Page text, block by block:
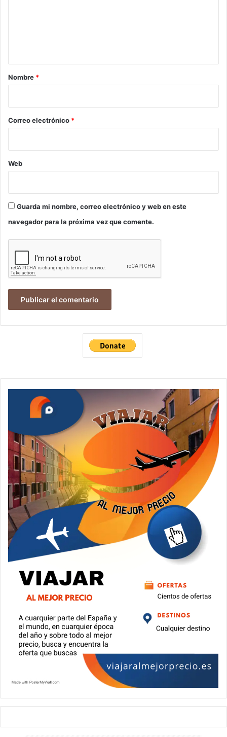
r
*
Nombre *
Correo electrónico *
Web
Guarda mi nombre, correo electrónico y web en este
navegador para la próxima vez que comente.